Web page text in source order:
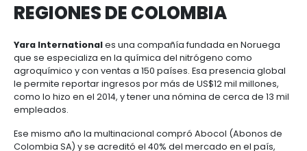
Brasil y así se beneficiará mientras cumple con el
República de aumentar las exportaciones
DECATHLON: COLOMBIA
DESTINO DE INVERSIÓN
EUROPEOS